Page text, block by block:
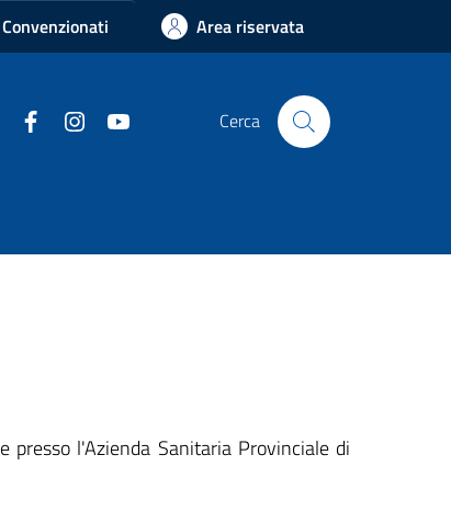
Area riservata
FacebookInstagram Cerca
l'Azienda Sanitaria Provinciale di